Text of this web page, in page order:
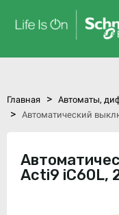
Главная > Автоматы,
> Автоматический
Acti9 iC60L,